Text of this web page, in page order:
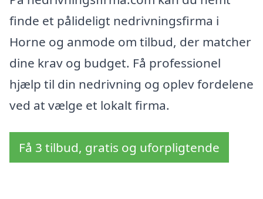
finde et pålideligt nedrivningsfirma i
Horne og anmode om tilbud, der matcher
dine krav og budget. Få professionel
hjælp til din nedrivning og oplev fordelene
ved at vælge et lokalt firma.
Få 3 tilbud, gratis og uforpligtende